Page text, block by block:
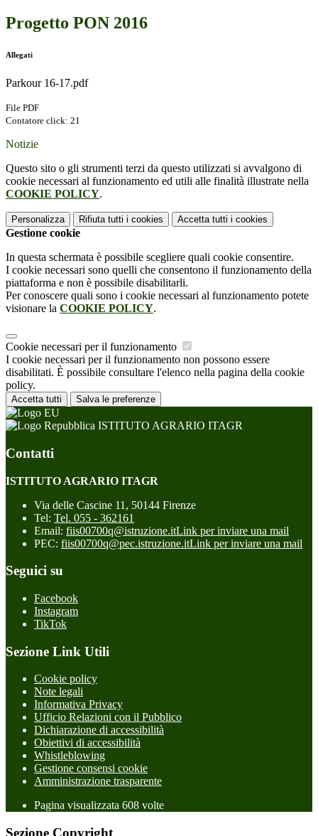
Progetto PON 2016
Allegati
Parkour 16-17.pdf
File PDF
Contatore click: 21
Notizie
Questo sito o gli strumenti terzi da questo utilizzati si avvalgono di
cookie necessari al funzionamento ed utili alle finalità illustrate nella
COOKIE POLICY.
Personalizza Rifiuta tutti i cookies Accetta tutti i cookies
Gestione cookie
In questa schermata è possibile scegliere quali cookie consentire.
I cookie necessari sono quelli che consentono il funzionamento della
piattaforma e non è possibile disabilitarli.
Per conoscere quali sono i cookie necessari al funzionamento potete
visionare la COOKIE POLICY.
Cookie necessari per il funzionamento
I cookie necessari per il funzionamento non possono essere
disabilitati. È possibile consultare l'elenco nella pagina della cookie
policy.
Accetta tutti Salva le preferenze
ISTITUTO AGRARIO ITAGR
Contatti
ISTITUTO AGRARIO ITAGR
Via delle Cascine 11, 50144 Firenze
Tel: Tel. 055 - 362161
Email: fiis00700q@istruzione.itLink per inviare una mail
PEC: fiis00700q@pec.istruzione.itLink per inviare una mail
Seguici su
Facebook
Instagram
TikTok
Sezione Link Utili
Cookie policy
Note legali
Informativa Privacy
Ufficio Relazioni con il Pubblico
Dichiarazione di accessibilità
Obiettivi di accessibilità
Whistleblowing
Gestione consensi cookie
Amministrazione trasparente
Pagina visualizzata 608 volte
Sezione Copyright